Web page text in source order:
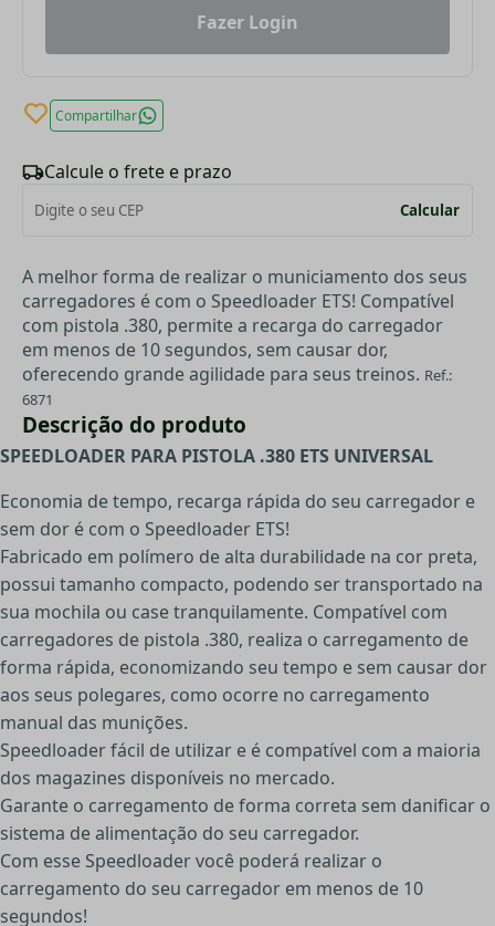
Fazer Login
Compartilhar
Calcule o frete e prazo
Calcular
A melhor forma de realizar o municiamento dos seus
carregadores é com o Speedloader ETS! Compatível
com pistola .380, permite a recarga do carregador
em menos de 10 segundos, sem causar dor,
oferecendo grande agilidade para seus treinos. Ref.:
6871
Descrição do produto
SPEEDLOADER PARA PISTOLA .380 ETS UNIVERSAL
Economia de tempo, recarga rápida do seu carregador e
sem dor é com o Speedloader ETS!
Fabricado em polímero de alta durabilidade na cor preta,
possui tamanho compacto, podendo ser transportado na
sua mochila ou case tranquilamente. Compatível com
carregadores de pistola .380, realiza o carregamento de
forma rápida, economizando seu tempo e sem causar dor
aos seus polegares, como ocorre no carregamento
manual das munições.
Speedloader fácil de utilizar e é compatível com a maioria
dos magazines disponíveis no mercado.
Garante o carregamento de forma correta sem danificar o
sistema de alimentação do seu carregador.
Com esse Speedloader você poderá realizar o
carregamento do seu carregador em menos de 10
segundos!